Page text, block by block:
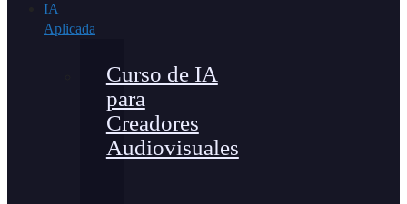
IA
Aplicada
Curso de IA
para
Creadores
Audiovisuales